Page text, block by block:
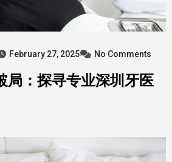
February 27, 2025 No Comments
局：探寻专业深圳牙医